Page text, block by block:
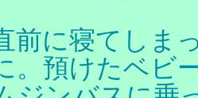
前に寝てしま
。預けたベビ